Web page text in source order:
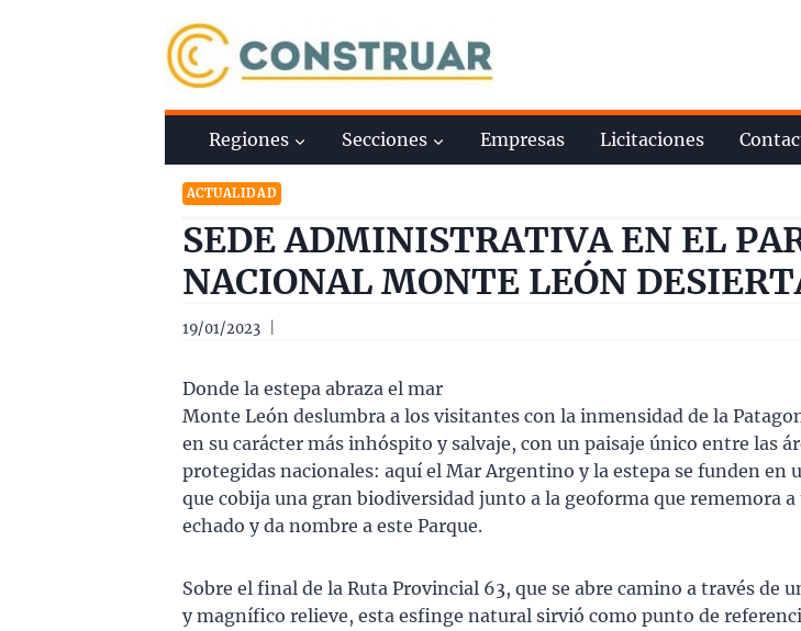
Regiones Secciones Empresas Licitaciones
ACTUALIDAD
SEDE ADMINISTRATIVA EN EL
NACIONAL MONTE LEÓN
19/01/2023
Donde la estepa abraza el mar
Monte León deslumbra a los visitantes con la inmensidad de la
en su carácter más inhóspito y salvaje, con un paisaje único entre las
protegidas nacionales: aquí el Mar Argentino y la estepa se funden en
que cobija una gran biodiversidad junto a la geoforma que rememora a
echado y da nombre a este Parque.
Sobre el final de la Ruta Provincial 63, que se abre camino a través de
y magnífico relieve, esta esfinge natural sirvió como punto de